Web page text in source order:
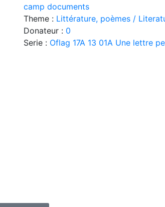
camp documents
Theme : Littérature, poèmes /
Donateur : 0
Serie : Oflag 17A 13 01A Une lettre